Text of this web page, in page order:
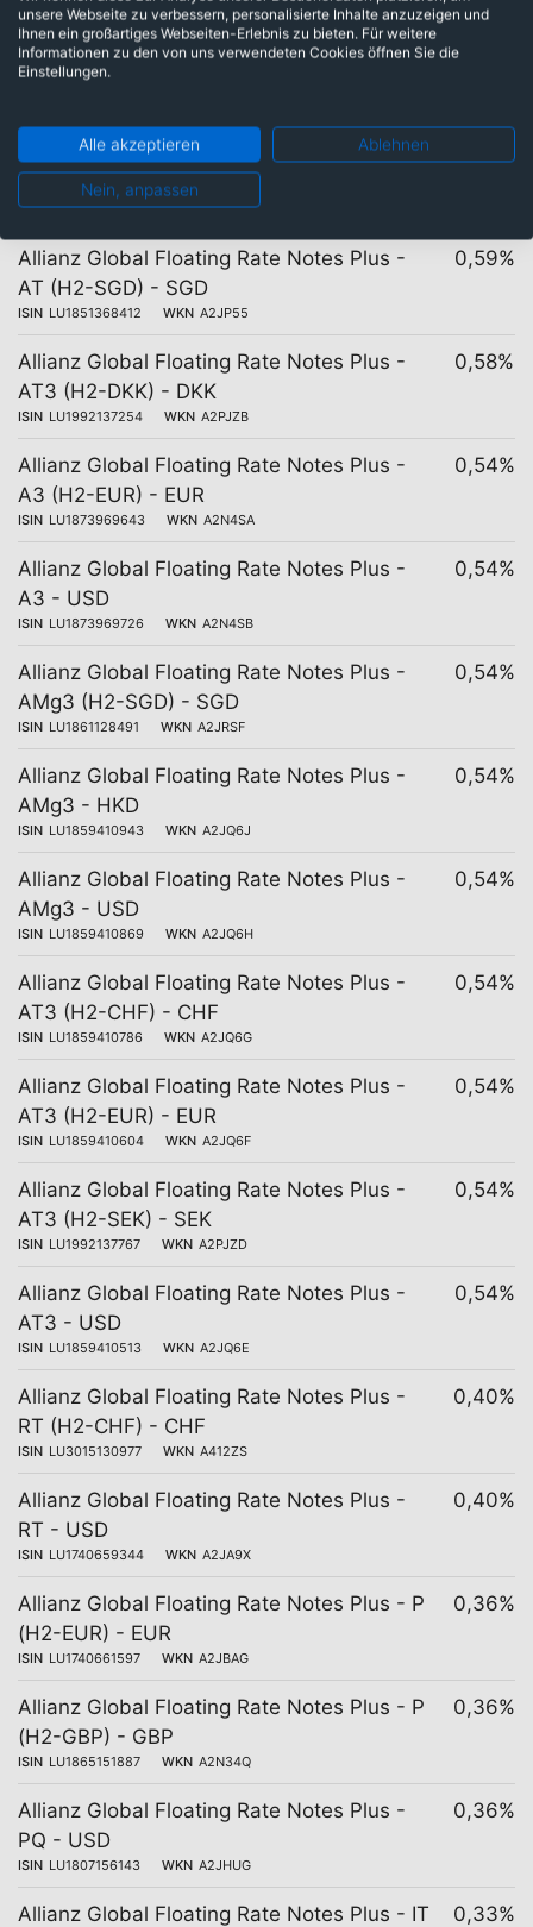
Allianz Global Floating Rate Notes Plus -
AT - HKD
0,60%
Allianz Global Floating Rate Notes Plus -
AT - USD
ISIN LU1740659690 WKN A2JA9Z
0,60%
Allianz Global Floating Rate Notes Plus -
AT (H2-SGD) - SGD
ISIN LU1851368412 WKN A2JP55
0,59%
Allianz Global Floating Rate Notes Plus -
AT3 (H2-DKK) - DKK
ISIN LU1992137254 WKN A2PJZB
0,58%
Allianz Global Floating Rate Notes Plus -
A3 (H2-EUR) - EUR
ISIN LU1873969643 WKN A2N4SA
0,54%
Allianz Global Floating Rate Notes Plus -
A3 - USD
ISIN LU1873969726 WKN A2N4SB
0,54%
Allianz Global Floating Rate Notes Plus -
AMg3 (H2-SGD) - SGD
ISIN LU1861128491 WKN A2JRSF
0,54%
Allianz Global Floating Rate Notes Plus -
AMg3 - HKD
ISIN LU1859410943 WKN A2JQ6J
0,54%
Allianz Global Floating Rate Notes Plus -
AMg3 - USD
ISIN LU1859410869 WKN A2JQ6H
0,54%
Allianz Global Floating Rate Notes Plus -
AT3 (H2-CHF) - CHF
ISIN LU1859410786 WKN A2JQ6G
0,54%
Allianz Global Floating Rate Notes Plus -
AT3 (H2-EUR) - EUR
ISIN LU1859410604 WKN A2JQ6F
0,54%
Allianz Global Floating Rate Notes Plus -
AT3 (H2-SEK) - SEK
ISIN LU1992137767 WKN A2PJZD
0,54%
Allianz Global Floating Rate Notes Plus -
AT3 - USD
ISIN LU1859410513 WKN A2JQ6E
0,54%
Allianz Global Floating Rate Notes Plus -
RT (H2-CHF) - CHF
ISIN LU3015130977 WKN A412ZS
0,40%
Allianz Global Floating Rate Notes Plus -
RT - USD
ISIN LU1740659344 WKN A2JA9X
0,40%
Allianz Global Floating Rate Notes Plus - P
(H2-EUR) - EUR
ISIN LU1740661597 WKN A2JBAG
0,36%
Allianz Global Floating Rate Notes Plus - P
(H2-GBP) - GBP
ISIN LU1865151887 WKN A2N34Q
0,36%
Allianz Global Floating Rate Notes Plus -
PQ - USD
ISIN LU1807156143 WKN A2JHUG
0,36%
Allianz Global Floating Rate Notes Plus - IT
0,33%
unsere Webseite zu verbessern, personalisierte Inhalte anzuzeigen und
Ihnen ein großartiges Webseiten-Erlebnis zu bieten. Für weitere
Informationen zu den von uns verwendeten Cookies öffnen Sie die
Einstellungen.
Alle akzeptieren Ablehnen
Nein, anpassen